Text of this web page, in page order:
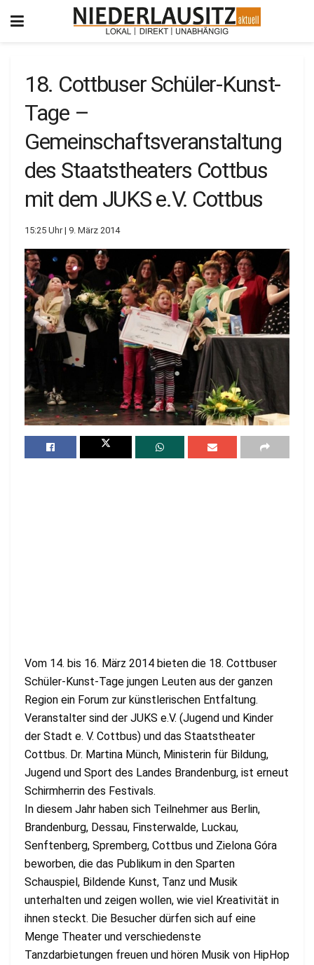
18. Cottbuser Schüler-Kunst-
Tage –
Gemeinschaftsveranstaltung
des Staatstheaters Cottbus
mit dem JUKS e.V. Cottbus
15:25 Uhr | 9. März 2014
Vom 14. bis 16. März 2014 bieten die 18. Cottbuser
Schüler-Kunst-Tage jungen Leuten aus der ganzen
Region ein Forum zur künstlerischen Entfaltung.
Veranstalter sind der JUKS e.V. (Jugend und Kinder
der Stadt e. V. Cottbus) und das Staatstheater
Cottbus. Dr. Martina Münch, Ministerin für Bildung,
Jugend und Sport des Landes Brandenburg, ist erneut
Schirmherrin des Festivals.
In diesem Jahr haben sich Teilnehmer aus Berlin,
Brandenburg, Dessau, Finsterwalde, Luckau,
Senftenberg, Spremberg, Cottbus und Zielona Góra
beworben, die das Publikum in den Sparten
Schauspiel, Bildende Kunst, Tanz und Musik
unterhalten und zeigen wollen, wie viel Kreativität in
ihnen steckt. Die Besucher dürfen sich auf eine
Menge Theater und verschiedenste
Tanzdarbietungen freuen und hören Musik von HipHop